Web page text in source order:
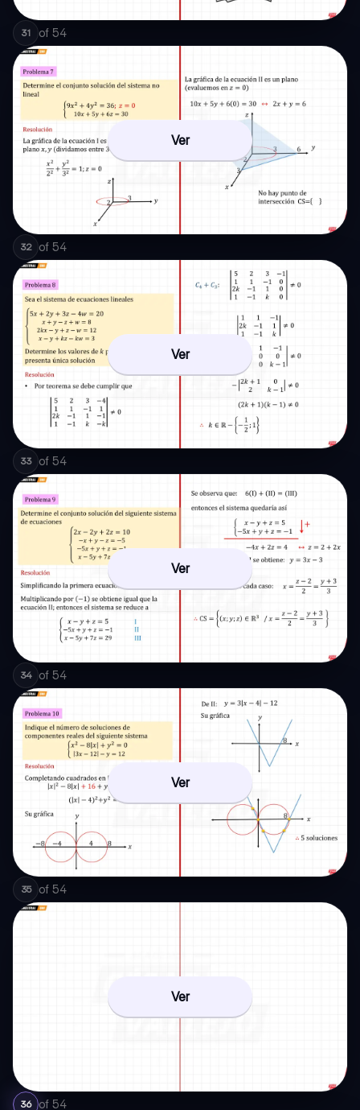
31 of 54
Ver
32 of 54
Ver
33 of 54
Ver
34 of 54
Ver
35 of 54
Ver
36 of 54